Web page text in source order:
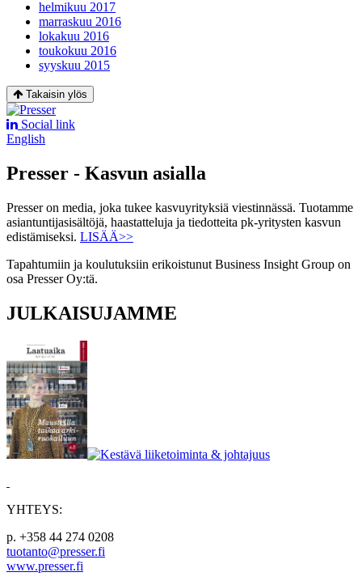
helmikuu 2017
marraskuu 2016
lokakuu 2016
toukokuu 2016
syyskuu 2015
Takaisin ylös
Social link
English
Presser - Kasvun asialla
Presser on media, joka tukee kasvuyrityksiä viestinnässä. Tuotamme
asiantuntijasisältöjä, haastatteluja ja tiedotteita pk-yritysten kasvun
edistämiseksi. LISÄÄ>>
Tapahtumiin ja koulutuksiin erikoistunut Business Insight Group on
osa Presser Oy:tä.
JULKAISUJAMME
YHTEYS:
p. +358 44 274 0208
tuotanto@presser.fi
www.presser.fi